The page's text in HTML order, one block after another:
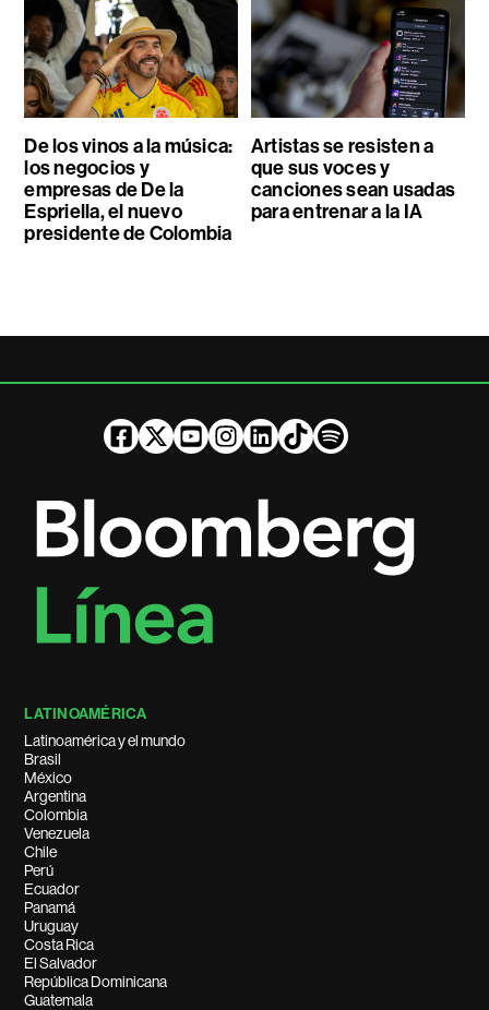
De los vinos a la música:
los negocios y
empresas de De la
Espriella, el nuevo
presidente de Colombia
Artistas se resisten a
que sus voces y
canciones sean usadas
para entrenar a la IA
LATINOAMÉRICA
Latinoamérica y el mundo
Brasil
México
Argentina
Colombia
Venezuela
Chile
Perú
Ecuador
Panamá
Uruguay
Costa Rica
El Salvador
República Dominicana
Guatemala